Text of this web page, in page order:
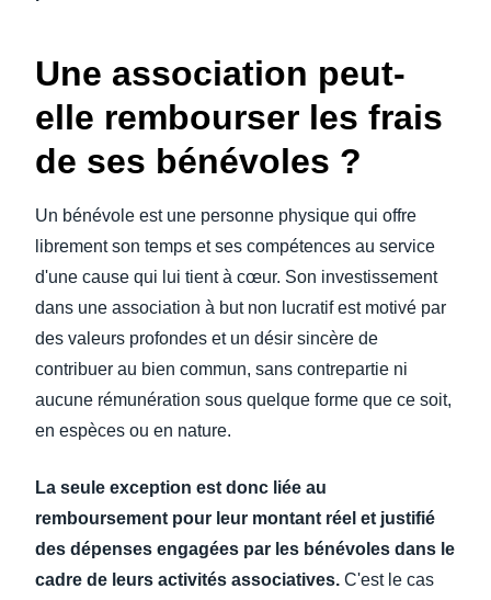
Une association peut-
elle rembourser les frais
de ses bénévoles ?
Un bénévole est une personne physique qui offre
librement son temps et ses compétences au service
d'une cause qui lui tient à cœur. Son investissement
dans une association à but non lucratif est motivé par
des valeurs profondes et un désir sincère de
contribuer au bien commun, sans contrepartie ni
aucune rémunération sous quelque forme que ce soit,
en espèces ou en nature.
La seule exception est donc liée au
remboursement pour leur montant réel et justifié
des dépenses engagées par les bénévoles dans le
cadre de leurs activités associatives. C'est le cas